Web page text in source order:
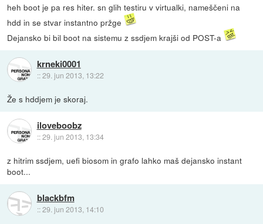
heh boot je pa res hiter. sn glih testiru v virtualki, nameščeni na
hdd in se stvar instantno pržge
Dejansko bi bil boot na sistemu z ssdjem krajši od POST-a
krneki0001
::29. jun 2013, 13:22
Že s hddjem je skoraj.
iloveboobz
::29. jun 2013, 13:34
z hitrim ssdjem, uefi biosom in grafo lahko maš dejansko instant
boot...
blackbfm
::29. jun 2013, 14:10